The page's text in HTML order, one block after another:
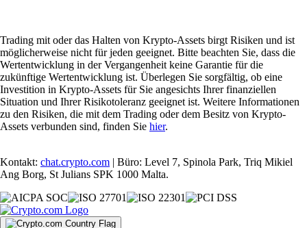
Trading mit oder das Halten von Krypto-Assets birgt Risiken und ist
möglicherweise nicht für jeden geeignet. Bitte beachten Sie, dass die
Wertentwicklung in der Vergangenheit keine Garantie für die
zukünftige Wertentwicklung ist. Überlegen Sie sorgfältig, ob eine
Investition in Krypto-Assets für Sie angesichts Ihrer finanziellen
Situation und Ihrer Risikotoleranz geeignet ist. Weitere Informationen
zu den Risiken, die mit dem Trading oder dem Besitz von Krypto-
Assets verbunden sind, finden Sie hier.
Kontakt: chat.crypto.com | Büro: Level 7, Spinola Park, Triq Mikiel
Ang Borg, St Julians SPK 1000 Malta.